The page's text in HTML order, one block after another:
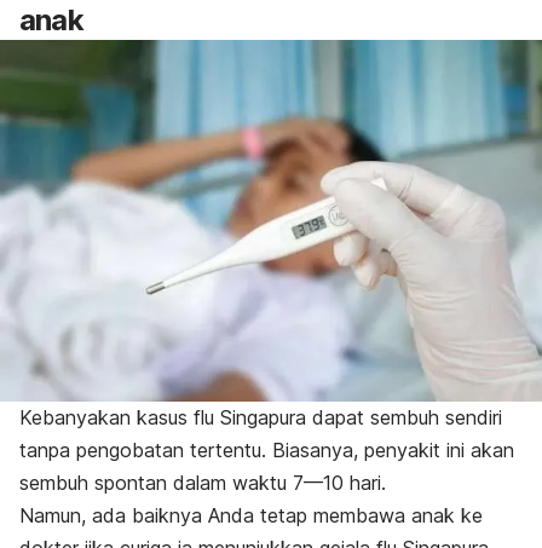
anak
Kebanyakan kasus flu Singapura dapat sembuh sendiri
tanpa pengobatan tertentu. Biasanya, penyakit ini akan
sembuh spontan dalam waktu 7—10 hari.
Namun, ada baiknya Anda tetap membawa anak ke